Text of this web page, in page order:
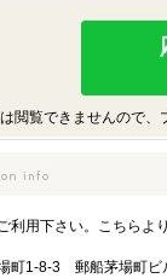
閲覧できませんので、
利用下さい。こちらよ
町1-8-3 郵船茅場町ビ